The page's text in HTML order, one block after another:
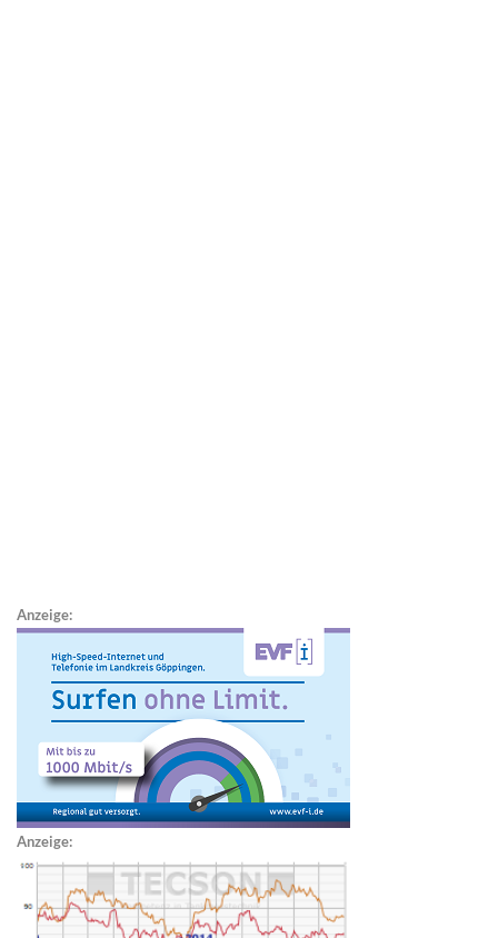
Anzeige:
Anzeige: